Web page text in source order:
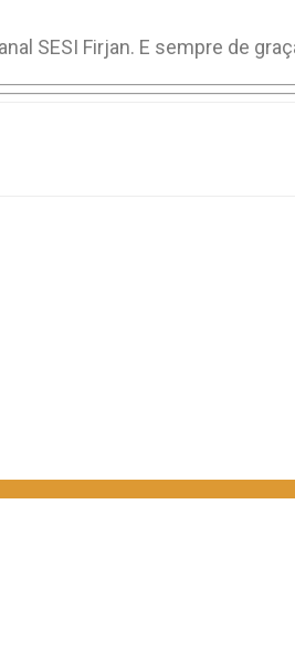
SESI Firjan. E sempre de